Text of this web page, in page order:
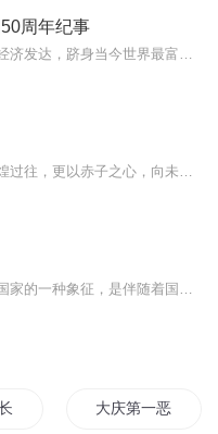
周年纪事
歌行 大庆第一恶